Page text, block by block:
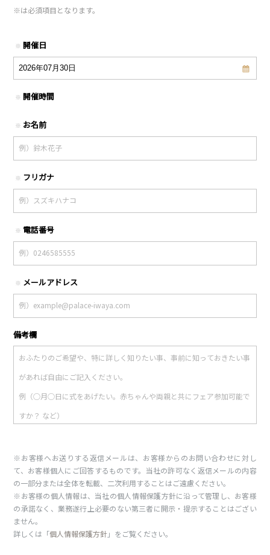
※は必須項目となります。
※ 開催日
※ 開催時間
※ お名前
※ フリガナ
※ 電話番号
※ メールアドレス
備考欄
※お客様へお送りする返信メールは、お客様からのお問い合わせに対し
て、お客様個人にご回答するものです。当社の許可なく返信メールの内容
の一部分または全体を転載、二次利用することはご遠慮ください。
※お客様の個人情報は、当社の個人情報保護方針に沿って管理し、お客様
の承諾なく、業務遂行上必要のない第三者に開示・提示することはござい
ません。
詳しくは「個人情報保護方針」をご覧ください。